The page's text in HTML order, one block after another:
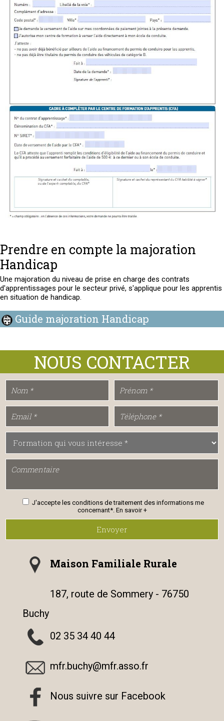
Prendre en compte la majoration
Handicap
Une majoration du niveau de prise en charge des contrats
d'apprentissages pour le secteur privé, s'applique pour les apprentis
en situation de handicap.
Guide majoration Handicap
J'accepte les conditions de traitement des informations me
concernant*. En savoir +
Envoyer
Maison Familiale Rurale
187, route de Sommery - 76750
Buchy
02 35 34 40 44
mfr.buchy@mfr.asso.fr
Nous suivre sur Facebook